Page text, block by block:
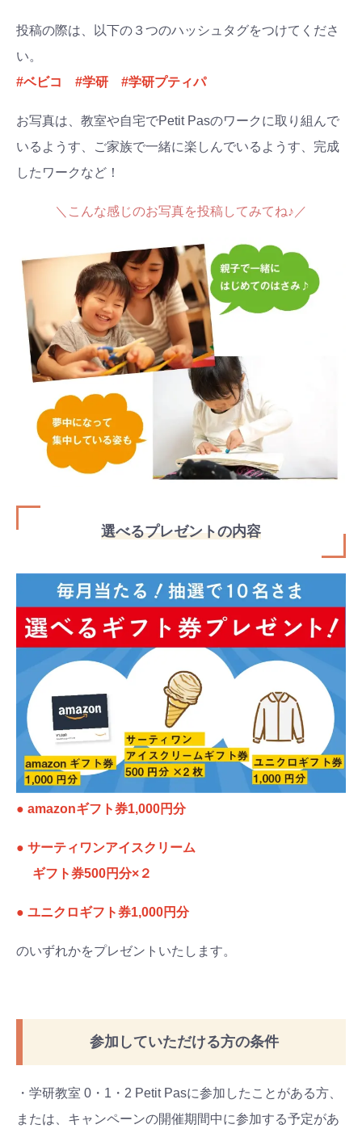
投稿の際は、以下の３つのハッシュタグをつけてくださ
い。
#ベビコ #学研 #学研プティパ
お写真は、教室や自宅でPetit Pasのワークに取り組んで
いるようす、ご家族で一緒に楽しんでいるようす、完成
したワークなど！
＼こんな感じのお写真を投稿してみてね♪／
選べるプレゼントの内容
● amazonギフト券1,000円分
● サーティワンアイスクリーム
ギフト券500円分×２
● ユニクロギフト券1,000円分
のいずれかをプレゼントいたします。
参加していただける方の条件
・学研教室 0・1・2 Petit Pasに参加したことがある方、
または、キャンペーンの開催期間中に参加する予定があ